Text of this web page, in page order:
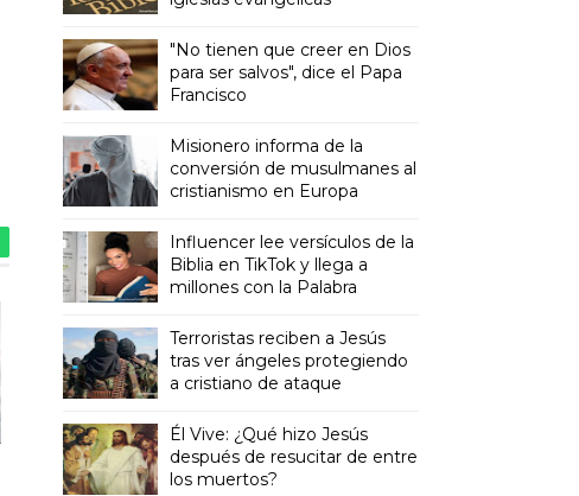
"No tienen que creer en Dios
para ser salvos", dice el Papa
Francisco
Misionero informa de la
conversión de musulmanes al
cristianismo en Europa
Influencer lee versículos de la
Biblia en TikTok y llega a
millones con la Palabra
Terroristas reciben a Jesús
tras ver ángeles protegiendo
a cristiano de ataque
Él Vive: ¿Qué hizo Jesús
después de resucitar de entre
los muertos?